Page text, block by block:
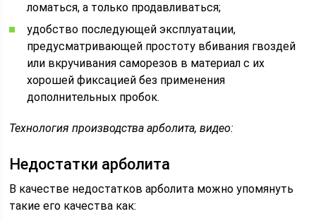
ломаться, а только продавливаться;
удобство последующей эксплуатации,
предусматривающей простоту вбивания гвоздей
или вкручивания саморезов в материал с их
хорошей фиксацией без применения
дополнительных пробок.
Технология производства арболита, видео:
Недостатки арболита
В качестве недостатков арболита можно упомянуть
такие его качества как: